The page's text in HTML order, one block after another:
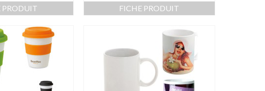
PRODUIT FICHE PRODUIT